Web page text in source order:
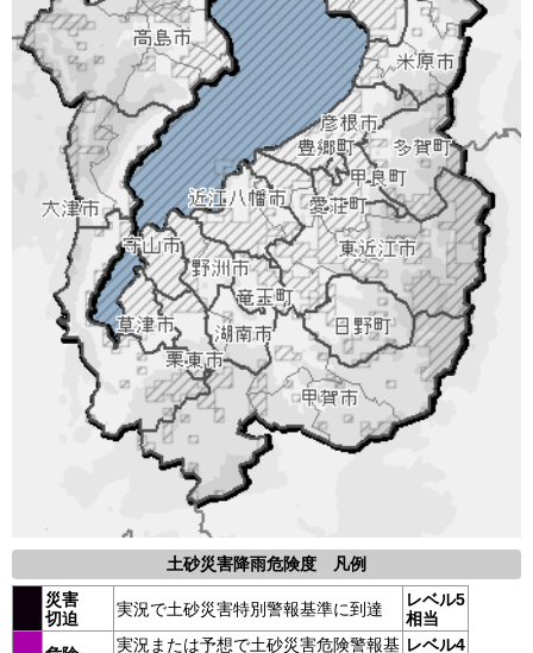
土砂災害降雨危険度 凡例
災害
切迫
実況で土砂災害特別警報基準に到達
レベル5
相当
実況または予想で土砂災害危険警報基 レベル4